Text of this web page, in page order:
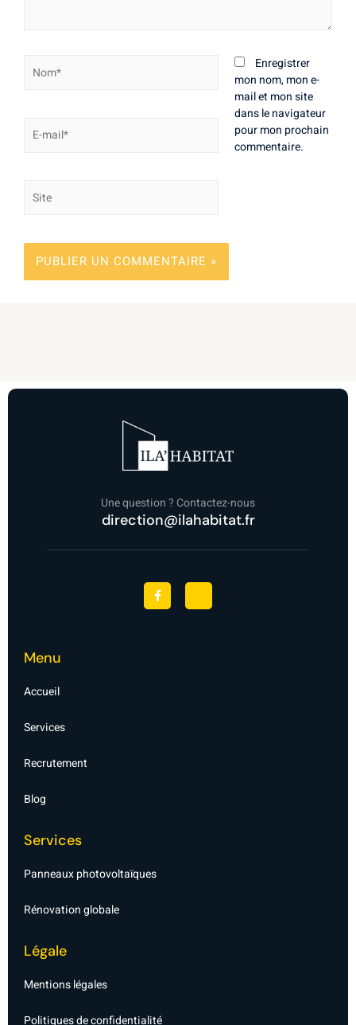
mail*
Enregistrer
mon nom, mon e-
mail et mon site
dans le navigateur
pour mon prochain
commentaire.
Une question ? Contactez-nous
direction@ilahabitat.fr
F
a
c
J
i
Menu
Accueil
Services
Recrutement
Blog
Services
Panneaux photovoltaïques
Rénovation globale
Légale
Mentions légales
Politiques de confidentialité